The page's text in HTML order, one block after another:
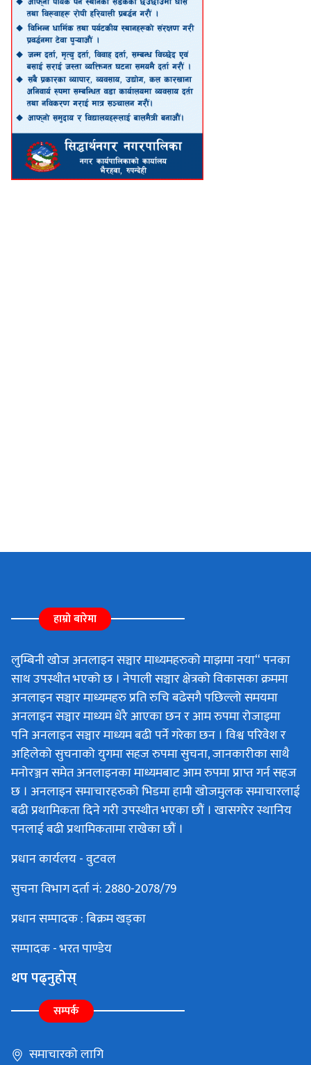
हाम्रो बारेमा
लुम्बिनी खोज अनलाइन सञ्चार माध्यमहरुको माझमा नया“ पनका
साथ उपस्थीत भएको छ । नेपाली सञ्चार क्षेत्रको विकासका क्रममा
अनलाइन सञ्चार माध्यमहरु प्रति रुचि बढेसगै पछिल्लो समयमा
अनलाइन सञ्चार माध्यम धेरै आएका छन र आम रुपमा रोजाइमा
पनि अनलाइन सञ्चार माध्यम बढी पर्ने गरेका छन । विश्व परिवेश र
अहिलेको सुचनाको युगमा सहज रुपमा सुचना, जानकारीका साथै
मनोरञ्जन समेत अनलाइनका माध्यमबाट आम रुपमा प्राप्त गर्न सहज
छ । अनलाइन समाचारहरुको भिडमा हामी खोजमुलक समाचारलाई
बढी प्रथामिकता दिने गरी उपस्थीत भएका छौं । खासगरेर स्थानिय
पनलाई बढी प्रथामिकतामा राखेका छौं ।
प्रधान कार्यलय - वुटवल
सुचना विभाग दर्ता नं: 2880-2078/79
प्रधान सम्पादक : बिक्रम खड्का
सम्पादक - भरत पाण्डेय
थप पढ्नुहोस्
सम्पर्क
समाचारको लागि